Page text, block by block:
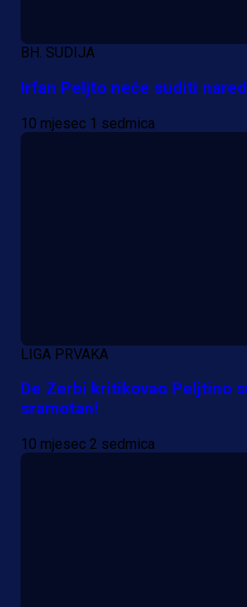
BH. SUDIJA
Irfan Peljto neće suditi
10 mjesec 1 sedmica
LIGA PRVAKA
De Zerbi kritikovao Peljtino
sramotan!
10 mjesec 2 sedmica